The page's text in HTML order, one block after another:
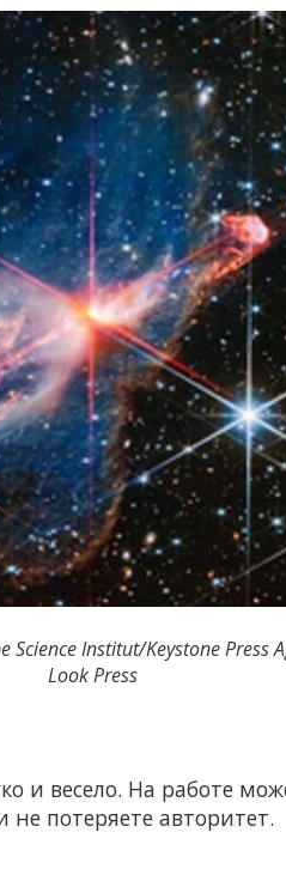
Institut/Keystone Press
Look Press
и весело. На работе
потеряете авторитет.